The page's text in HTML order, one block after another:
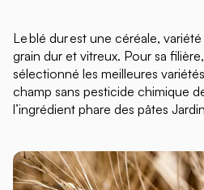
Le blé durest une céréale,
grain dur et vitreux. Pour sa
sélectionné les meilleures
champ sans pesticide chimique
l’ingrédient phare des pâtes Jardin